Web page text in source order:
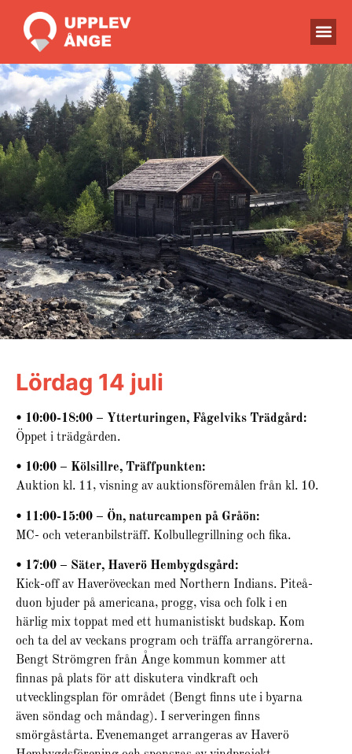
Haveröveckan
är tiden då Haverös byar går samman
och skapar ett fullspäckat program
med roliga aktiviteter för alla!
Återkommande varje år i Haverö.
schema för Haveröveckan.
Lördag 14 juli
• 10:00-18:00 – Ytterturingen, Fågelviks Trädgård:
Öppet i trädgården.
• 10:00 – Kölsillre, Träffpunkten:
Auktion kl. 11, visning av auktionsföremålen från kl. 10.
• 11:00-15:00 – Ön, naturcampen på Gråön:
MC- och veteranbilsträff. Kolbullegrillning och fika.
• 17:00 – Säter, Haverö Hembygdsgård:
Kick-off av Haveröveckan med Northern Indians. Piteå-
duon bjuder på americana, progg, visa och folk i en
härlig mix toppat med ett humanistiskt budskap. Kom
och ta del av veckans program och träffa arrangörerna.
Bengt Strömgren från Ånge kommun kommer att
finnas på plats för att diskutera vindkraft och
utvecklingsplan för området (Bengt finns ute i byarna
även söndag och måndag). I serveringen finns
smörgåstårta. Evenemanget arrangeras av Haverö